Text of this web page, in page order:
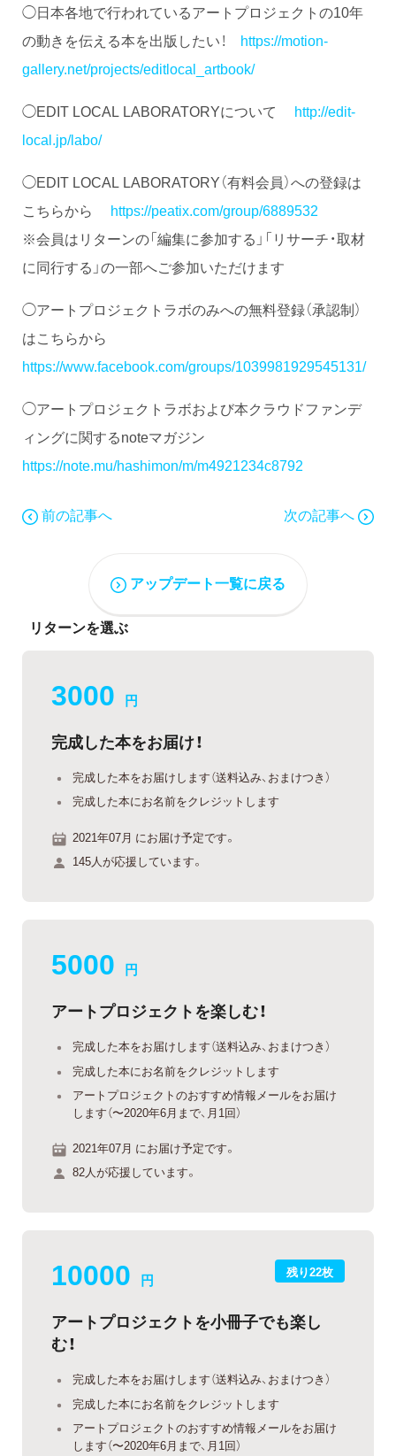
◯日本各地で行われているアートプロジェクトの10年
の動きを伝える本を出版したい！ https://motion-
gallery.net/projects/editlocal_artbook/
◯EDIT LOCAL LABORATORYについて http://edit-
local.jp/labo/
◯EDIT LOCAL LABORATORY（有料会員）への登録は
こちらから https://peatix.com/group/6889532
※会員はリターンの「編集に参加する」「リサーチ・取材
に同行する」の一部へご参加いただけます
◯アートプロジェクトラボのみへの無料登録（承認制）
はこちらから
https://www.facebook.com/groups/1039981929545131/
◯アートプロジェクトラボおよび本クラウドファンデ
ィングに関するnoteマガジン
https://note.mu/hashimon/m/m4921234c8792
前の記事へ 次の記事へ
アップデート一覧に戻る
リターンを選ぶ
3000 円
完成した本をお届け！
完成した本をお届けします（送料込み、おまけつき）
完成した本にお名前をクレジットします
2021年07月 にお届け予定です。
145人が応援しています。
5000 円
アートプロジェクトを楽しむ！
完成した本をお届けします（送料込み、おまけつき）
完成した本にお名前をクレジットします
アートプロジェクトのおすすめ情報メールをお届け
します（〜2020年6月まで、月1回）
2021年07月 にお届け予定です。
82人が応援しています。
残り22枚
10000 円
アートプロジェクトを小冊子でも楽し
む！
完成した本をお届けします（送料込み、おまけつき）
完成した本にお名前をクレジットします
アートプロジェクトのおすすめ情報メールをお届け
します（〜2020年6月まで、月1回）